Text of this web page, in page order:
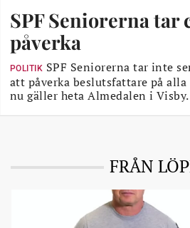
SPF Seniorerna tar
påverka
POLITIK SPF Seniorerna tar inte
att påverka beslutsfattare på alla
nu gäller heta Almedalen i Visby.
FRÅN